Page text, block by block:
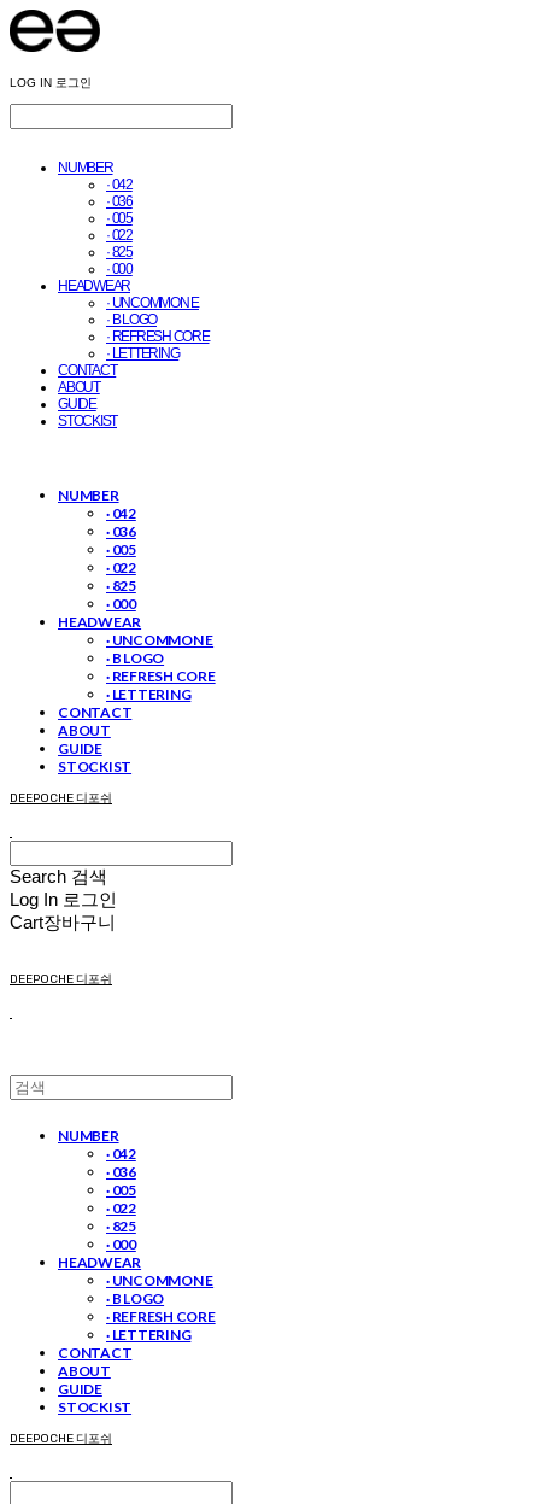
LOG IN 로그인
NUMBER
· 042
· 036
· 005
· 022
· 825
· 000
HEADWEAR
· UNCOMMON E
· B LOGO
· REFRESH CORE
· LETTERING
CONTACT
ABOUT
GUIDE
STOCKIST
NUMBER
· 042
· 036
· 005
· 022
· 825
· 000
HEADWEAR
· UNCOMMON E
· B LOGO
· REFRESH CORE
· LETTERING
CONTACT
ABOUT
GUIDE
STOCKIST
DEEPOCHE 디포쉬
Search 검색
Log In 로그인
Cart장바구니
DEEPOCHE 디포쉬
NUMBER
· 042
· 036
· 005
· 022
· 825
· 000
HEADWEAR
· UNCOMMON E
· B LOGO
· REFRESH CORE
· LETTERING
CONTACT
ABOUT
GUIDE
STOCKIST
DEEPOCHE 디포쉬